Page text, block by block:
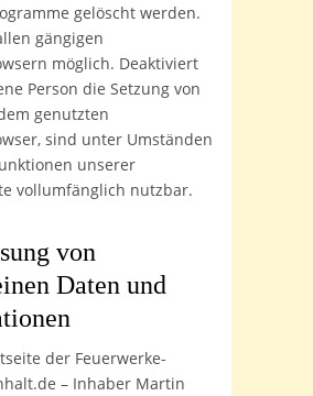
gelöscht werden.
gängigen
möglich. Deaktiviert
Person die Setzung von
genutzten
sind unter Umständen
unserer
vollumfänglich nutzbar.
von
Daten und
der Feuerwerke-
– Inhaber Martin